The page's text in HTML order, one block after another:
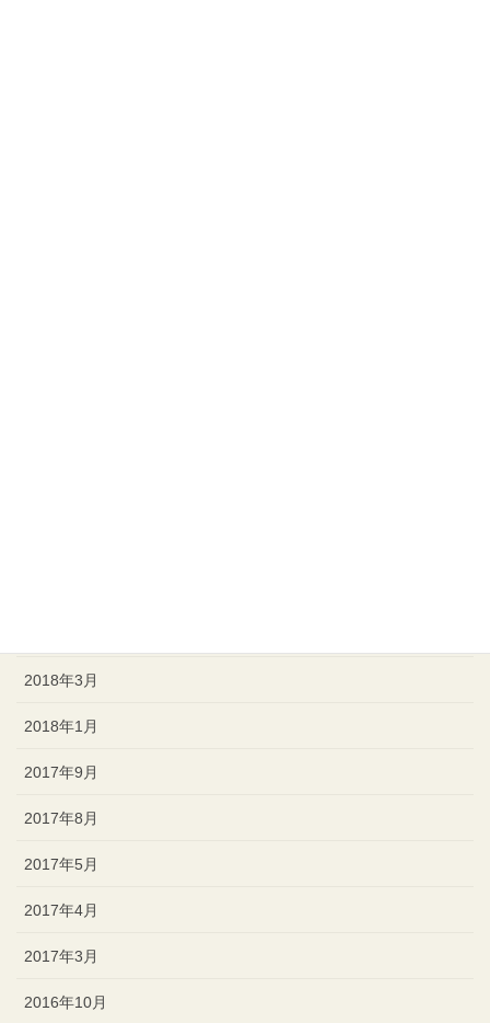
2018年3月
2018年1月
2017年9月
2017年8月
2017年5月
2017年4月
2017年3月
2016年10月